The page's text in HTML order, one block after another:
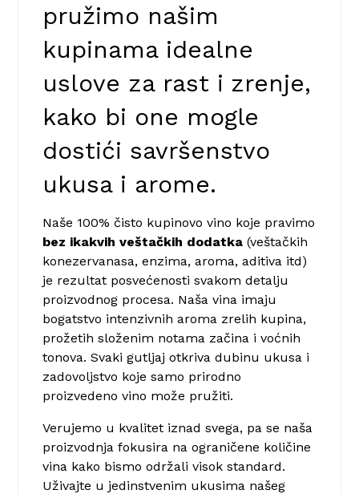
pružimo našim
kupinama idealne
uslove za rast i zrenje,
kako bi one mogle
dostići savršenstvo
ukusa i arome.
Naše 100% čisto kupinovo vino koje pravimo
bez ikakvih veštačkih dodatka (veštačkih
konezervanasa, enzima, aroma, aditiva itd)
je rezultat posvećenosti svakom detalju
proizvodnog procesa. Naša vina imaju
bogatstvo intenzivnih aroma zrelih kupina,
prožetih složenim notama začina i voćnih
tonova. Svaki gutljaj otkriva dubinu ukusa i
zadovoljstvo koje samo prirodno
proizvedeno vino može pružiti.
Verujemo u kvalitet iznad svega, pa se naša
proizvodnja fokusira na ograničene količine
vina kako bismo održali visok standard.
Uživajte u jedinstvenim ukusima našeg